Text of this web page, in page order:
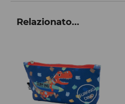
Relazionato...